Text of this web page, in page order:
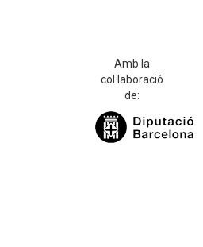
Amb la
col·laboració
de: